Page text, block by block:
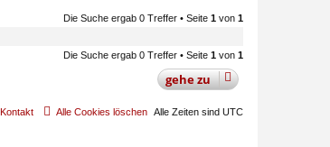
Die Suche ergab 0 Treffer • Seite 1 von 1
Die Suche ergab 0 Treffer • Seite 1 von 1
gehezu
Alle Zeiten sind UTC
Alle Cookies löschen
Kontakt